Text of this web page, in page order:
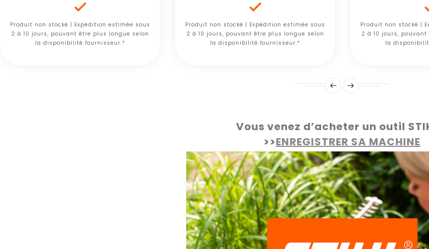

Produit non stocké | Expédition estimée sous
2 à 10 jours, pouvant être plus longue selon
la disponibilité fournisseur.*

Produit non stocké | Expédition estimée sous
2 à 10 jours, pouvant être plus longue selon
la disponibilité fournisseur.*
Produit non stocké |
2 à 10 jours,
la
Vous venez d’acheter un outil
>>ENREGISTRER SA MACHINE